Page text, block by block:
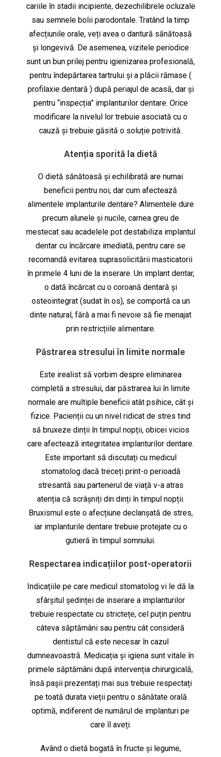
cariile în stadii incipiente, dezechilibrele ocluzale
sau semnele bolii parodontale. Tratând la timp
afecțiunile orale, veți avea o dantură sănătoasă
și longevivă. De asemenea, vizitele periodice
sunt un bun prilej pentru igienizarea profesională,
pentru îndepărtarea tartrului și a plăcii rămase (
profilaxie dentară ) după periajul de acasă, dar și
pentru “inspecția” implanturilor dentare. Orice
modificare la nivelul lor trebuie asociată cu o
cauză și trebuie găsită o soluție potrivită.
Atenția sporită la dietă
O dietă sănătoasă și echilibrată are numai
beneficii pentru noi, dar cum afectează
alimentele implanturile dentare? Alimentele dure
precum alunele și nucile, carnea greu de
mestecat sau acadelele pot destabiliza implantul
dentar cu încărcare imediată, pentru care se
recomandă evitarea suprasolicitării masticatorii
în primele 4 luni de la inserare. Un implant dentar,
o dată încărcat cu o coroană dentară și
osteointegrat (sudat în os), se comportă ca un
dinte natural, fără a mai fi nevoie să fie menajat
prin restricțiile alimentare.
Păstrarea stresului în limite normale
Este irealist să vorbim despre eliminarea
completă a stresului, dar păstrarea lui în limite
normale are multiple beneficii atât psihice, cât și
fizice. Pacienții cu un nivel ridicat de stres tind
să bruxeze dinții în timpul nopții, obicei vicios
care afectează integritatea implanturilor dentare.
Este important să discutați cu medicul
stomatolog dacă treceți print-o perioadă
stresantă sau partenerul de viață v-a atras
atenția că scrâșniți din dinți în timpul nopții.
Bruxismul este o afecțiune declanșată de stres,
iar implanturile dentare trebuie protejate cu o
gutieră în timpul somnului.
Respectarea indicațiilor post-operatorii
Indicațiile pe care medicul stomatolog vi le dă la
sfârșitul ședinței de inserare a implanturilor
trebuie respectate cu strictețe, cel puțin pentru
câteva săptămâni sau pentru cât consideră
dentistul că este necesar în cazul
dumneavoastră. Medicația și igiena sunt vitale în
primele săptămâni după intervenția chirurgicală,
însă pașii prezentați mai sus trebuie respectați
pe toată durata vieții pentru o sănătate orală
optimă, indiferent de numărul de implanturi pe
care îl aveți.
Având o dietă bogată în fructe și legume,